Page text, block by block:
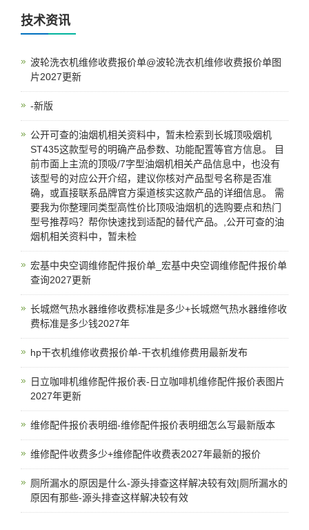
技术资讯
波轮洗衣机维修收费报价单@波轮洗衣机维修收费报价单图
片2027更新
-新版
公开可查的油烟机相关资料中，暂未检索到‌长城顶吸烟机
ST435‌这款型号的明确产品参数、功能配置等官方信息。 目
前市面上主流的顶吸/7字型油烟机相关产品信息中，也没有
该型号的对应公开介绍，建议你核对产品型号名称是否准
确，或直接联系品牌官方渠道核实这款产品的详细信息。 需
要我为你整理同类型高性价比顶吸油烟机的选购要点和热门
型号推荐吗？帮你快速找到适配的替代产品。,公开可查的油
烟机相关资料中，暂未检
宏基中央空调维修配件报价单_宏基中央空调维修配件报价单
查询2027更新
长城燃气热水器维修收费标准是多少+长城燃气热水器维修收
费标准是多少钱2027年
hp干衣机维修收费报价单-干衣机维修费用最新发布
日立咖啡机维修配件报价表-日立咖啡机维修配件报价表图片
2027年更新
维修配件报价表明细-维修配件报价表明细怎么写最新版本
维修配件收费多少+维修配件收费表2027年最新的报价
厕所漏水的原因是什么-源头排查这样解决较有效|厕所漏水的
原因有那些-源头排查这样解决较有效